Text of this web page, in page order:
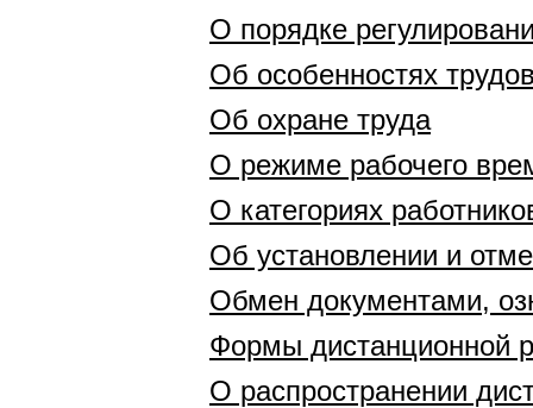
О порядке
Об особенностях
Об охране труда
О режиме рабочего
О категориях
Об установлении и
Обмен документами,
Формы дистанционной
О распространении